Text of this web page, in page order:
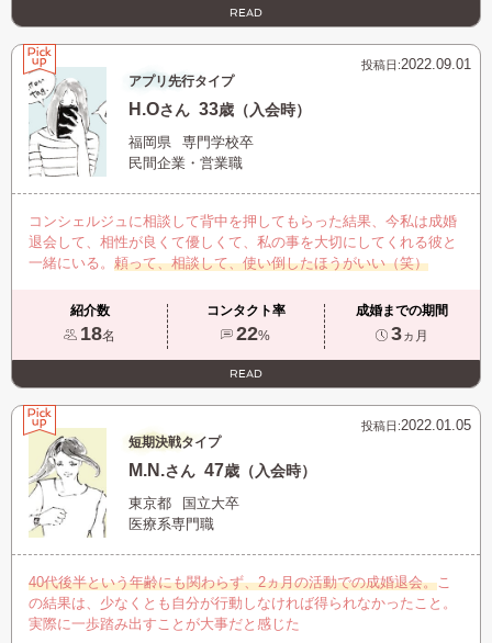
READ
投稿日:2022.09.01
アプリ先行タイプ
H.Oさん 33歳（入会時）
福岡県
専門学校卒
民間企業・営業職
コンシェルジュに相談して背中を押してもらった結果、今私は成婚
退会して、相性が良くて優しくて、私の事を大切にしてくれる彼と
一緒にいる。 頼って、相談して、使い倒したほうがいい（笑）
紹介数
18名
コンタクト率
22%
成婚までの期間
3ヵ月
READ
投稿日:2022.01.05
短期決戦タイプ
M.N.さん 47歳（入会時）
東京都
国立大卒
医療系専門職
40代後半という年齢にも関わらず、2ヵ月の活動での成婚退会。 こ
の結果は、少なくとも自分が行動しなければ得られなかったこと。
実際に一歩踏み出すことが大事だと感じた